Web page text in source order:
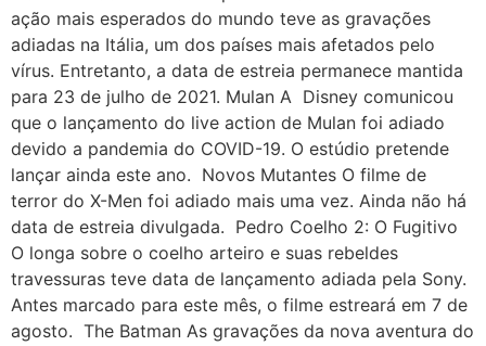
ação mais esperados do mundo teve as gravações
adiadas na Itália, um dos países mais afetados pelo
vírus. Entretanto, a data de estreia permanece mantida
para 23 de julho de 2021. Mulan A Disney comunicou
que o lançamento do live action de Mulan foi adiado
devido a pandemia do COVID-19. O estúdio pretende
lançar ainda este ano. Novos Mutantes O filme de
terror do X-Men foi adiado mais uma vez. Ainda não há
data de estreia divulgada. Pedro Coelho 2: O Fugitivo
O longa sobre o coelho arteiro e suas rebeldes
travessuras teve data de lançamento adiada pela Sony.
Antes marcado para este mês, o filme estreará em 7 de
agosto. The Batman As gravações da nova aventura do